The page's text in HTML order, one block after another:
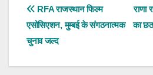
e
b
o
t
s
p
r
e
पोस्ट
नेविगेशन
राणा
का
RFA राजस्थान फिल्म
एसोसिएशन, मुम्बई के संगठनात्मक
चुनाव जल्द